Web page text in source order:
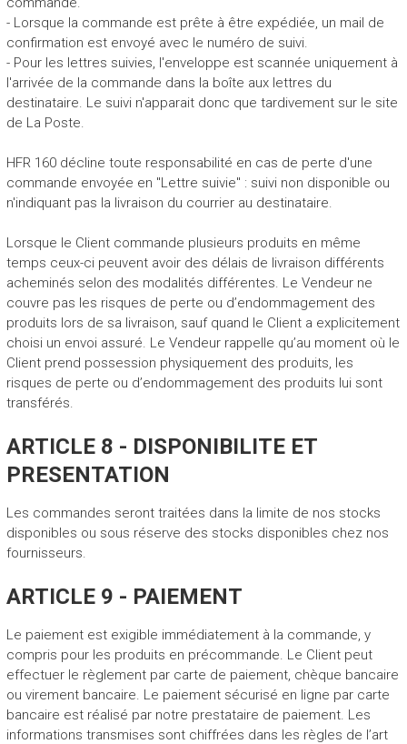
- Lorsque la commande est prête à être expédiée, un mail de
confirmation est envoyé avec le numéro de suivi.
- Pour les lettres suivies, l'enveloppe est scannée uniquement à
l'arrivée de la commande dans la boîte aux lettres du
destinataire. Le suivi n'apparait donc que tardivement sur le site
de La Poste.
HFR 160 décline toute responsabilité en cas de perte d'une
commande envoyée en "Lettre suivie" : suivi non disponible ou
n'indiquant pas la livraison du courrier au destinataire.
Lorsque le Client commande plusieurs produits en même
temps ceux-ci peuvent avoir des délais de livraison différents
acheminés selon des modalités différentes. Le Vendeur ne
couvre pas les risques de perte ou d’endommagement des
produits lors de sa livraison, sauf quand le Client a explicitement
choisi un envoi assuré. Le Vendeur rappelle qu’au moment où le
Client prend possession physiquement des produits, les
risques de perte ou d’endommagement des produits lui sont
transférés.
ARTICLE 8 - DISPONIBILITE ET
PRESENTATION
Les commandes seront traitées dans la limite de nos stocks
disponibles ou sous réserve des stocks disponibles chez nos
fournisseurs.
ARTICLE 9 - PAIEMENT
Le paiement est exigible immédiatement à la commande, y
compris pour les produits en précommande. Le Client peut
effectuer le règlement par carte de paiement, chèque bancaire
ou virement bancaire. Le paiement sécurisé en ligne par carte
bancaire est réalisé par notre prestataire de paiement. Les
informations transmises sont chiffrées dans les règles de l’art